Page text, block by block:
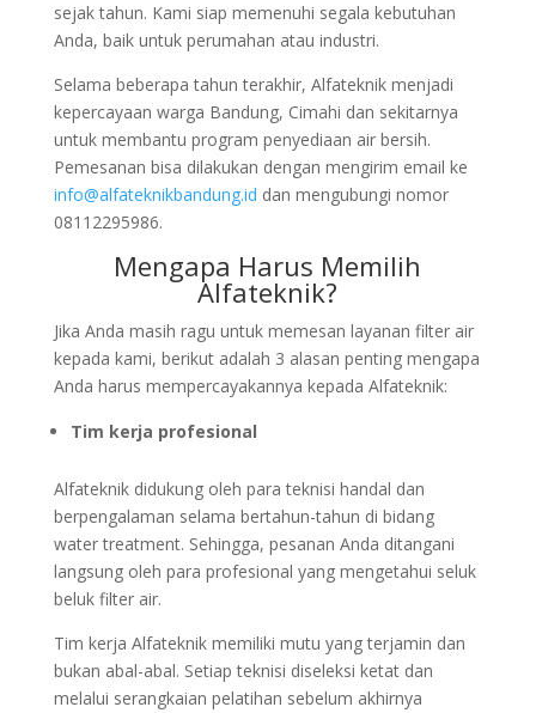
sejak tahun. Kami siap memenuhi segala kebutuhan
Anda, baik untuk perumahan atau industri.
Selama beberapa tahun terakhir, Alfateknik menjadi
kepercayaan warga Bandung, Cimahi dan sekitarnya
untuk membantu program penyediaan air bersih.
Pemesanan bisa dilakukan dengan mengirim email ke
info@alfateknikbandung.id dan mengubungi nomor
08112295986.
Mengapa Harus Memilih
Alfateknik?
Jika Anda masih ragu untuk memesan layanan filter air
kepada kami, berikut adalah 3 alasan penting mengapa
Anda harus mempercayakannya kepada Alfateknik:
Tim kerja profesional
Alfateknik didukung oleh para teknisi handal dan
berpengalaman selama bertahun-tahun di bidang
water treatment. Sehingga, pesanan Anda ditangani
langsung oleh para profesional yang mengetahui seluk
beluk filter air.
Tim kerja Alfateknik memiliki mutu yang terjamin dan
bukan abal-abal. Setiap teknisi diseleksi ketat dan
melalui serangkaian pelatihan sebelum akhirnya